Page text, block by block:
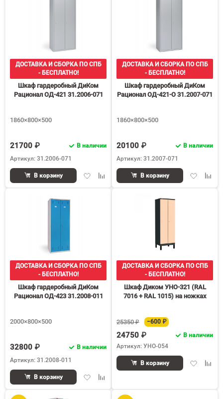
ДОСТАВКА И СБОРКА ПО СПБ
- БЕСПЛАТНО!
Шкаф гардеробный ДиКом
Рационал ОД-421 31.2006-071
1860×800×500
21700 ₽
В наличии
Артикул: 31.2006-071
ДобавитьДобавить
В корзину
ДОСТАВКА И СБОРКА ПО СПБ
- БЕСПЛАТНО!
Шкаф гардеробный ДиКом
Рационал ОД-421-О 31.2007-071
1860×800×500
20100 ₽
В наличии
Артикул: 31.2007-071
Добавить
В корзину
ДОСТАВКА И СБОРКА ПО СПБ
- БЕСПЛАТНО!
Шкаф гардеробный ДиКом
Рационал ОД-423 31.2008-011
2000×800×500
32800 ₽
В наличии
Артикул: 31.2008-011
ДобавитьДобавить
сравнению
В корзину
ДОСТАВКА И СБОРКА ПО СПБ
- БЕСПЛАТНО!
Шкаф Диком УНО-321 (RAL
7016 + RAL 1015) на ножках
25350 ₽ −600 ₽
24750 ₽
В наличии
Артикул: УНО-054
Добавить
В корзину